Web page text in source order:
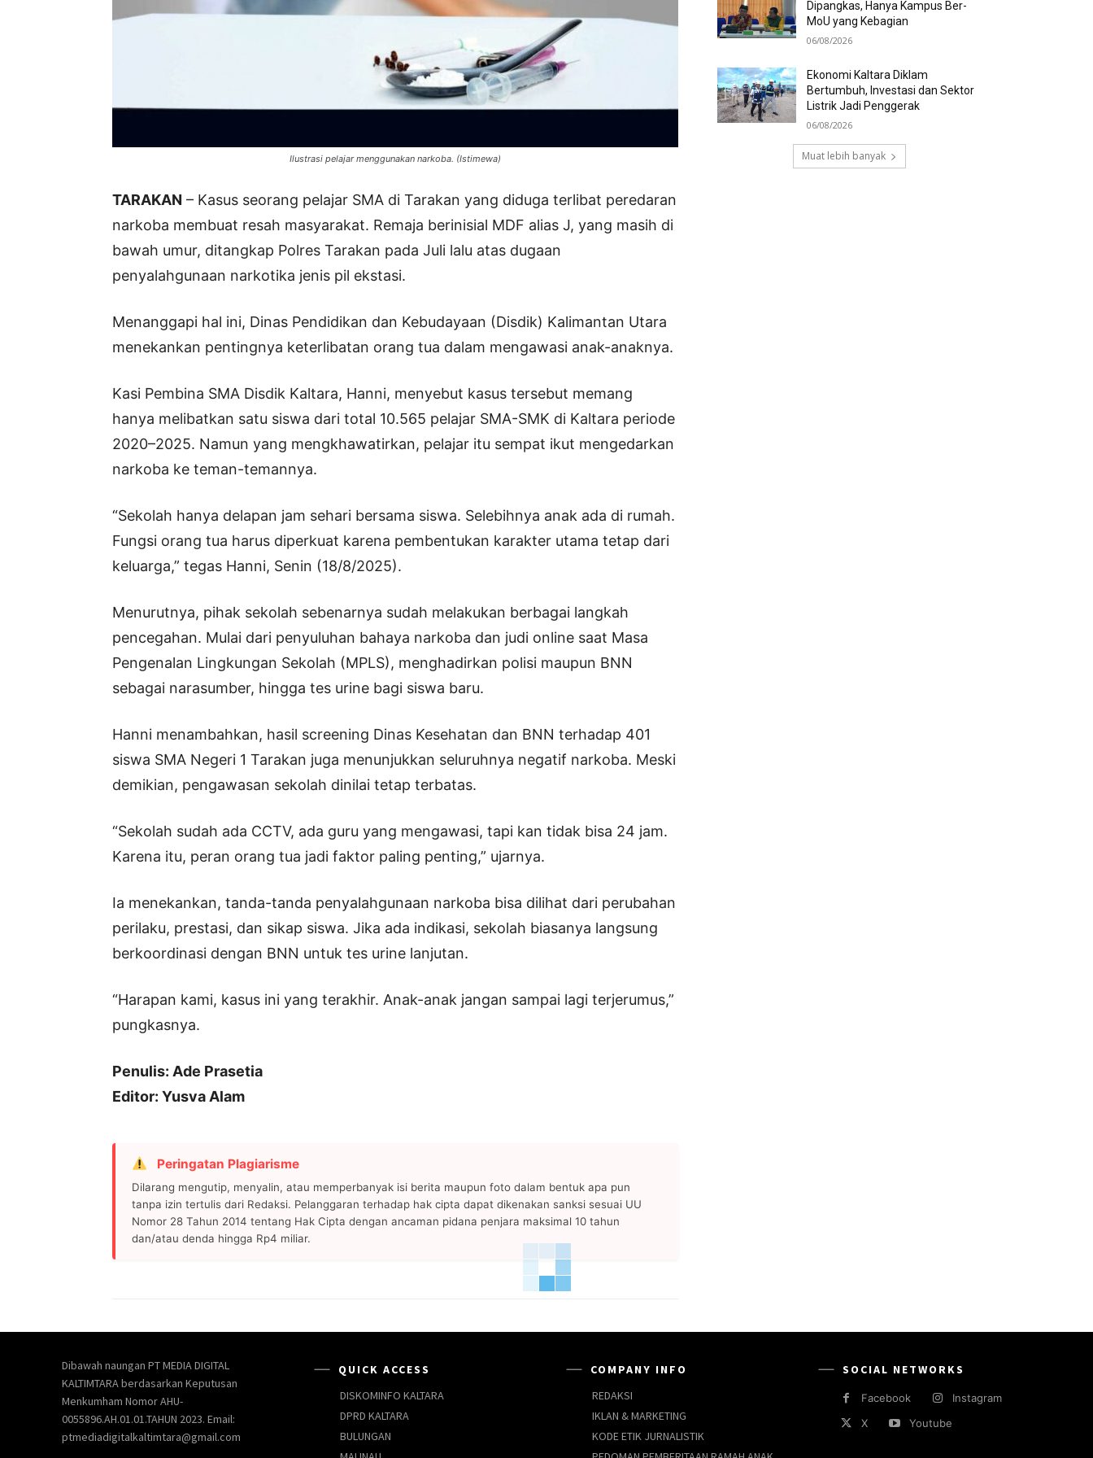
Ilustrasi pelajar menggunakan narkoba. (Istimewa)
TARAKAN – Kasus seorang pelajar SMA di Tarakan yang diduga terlibat peredaran
narkoba membuat resah masyarakat. Remaja berinisial MDF alias J, yang masih di
bawah umur, ditangkap Polres Tarakan pada Juli lalu atas dugaan
penyalahgunaan narkotika jenis pil ekstasi.
Menanggapi hal ini, Dinas Pendidikan dan Kebudayaan (Disdik) Kalimantan Utara
menekankan pentingnya keterlibatan orang tua dalam mengawasi anak-anaknya.
Kasi Pembina SMA Disdik Kaltara, Hanni, menyebut kasus tersebut memang
hanya melibatkan satu siswa dari total 10.565 pelajar SMA-SMK di Kaltara periode
2020–2025. Namun yang mengkhawatirkan, pelajar itu sempat ikut mengedarkan
narkoba ke teman-temannya.
“Sekolah hanya delapan jam sehari bersama siswa. Selebihnya anak ada di rumah.
Fungsi orang tua harus diperkuat karena pembentukan karakter utama tetap dari
keluarga,” tegas Hanni, Senin (18/8/2025).
Menurutnya, pihak sekolah sebenarnya sudah melakukan berbagai langkah
pencegahan. Mulai dari penyuluhan bahaya narkoba dan judi online saat Masa
Pengenalan Lingkungan Sekolah (MPLS), menghadirkan polisi maupun BNN
sebagai narasumber, hingga tes urine bagi siswa baru.
Hanni menambahkan, hasil screening Dinas Kesehatan dan BNN terhadap 401
siswa SMA Negeri 1 Tarakan juga menunjukkan seluruhnya negatif narkoba. Meski
demikian, pengawasan sekolah dinilai tetap terbatas.
“Sekolah sudah ada CCTV, ada guru yang mengawasi, tapi kan tidak bisa 24 jam.
Karena itu, peran orang tua jadi faktor paling penting,” ujarnya.
Ia menekankan, tanda-tanda penyalahgunaan narkoba bisa dilihat dari perubahan
perilaku, prestasi, dan sikap siswa. Jika ada indikasi, sekolah biasanya langsung
berkoordinasi dengan BNN untuk tes urine lanjutan.
“Harapan kami, kasus ini yang terakhir. Anak-anak jangan sampai lagi terjerumus,”
pungkasnya.
Penulis: Ade Prasetia
Editor: Yusva Alam
Peringatan Plagiarisme
Dilarang mengutip, menyalin, atau memperbanyak isi berita maupun foto dalam bentuk apa pun
tanpa izin tertulis dari Redaksi. Pelanggaran terhadap hak cipta dapat dikenakan sanksi sesuai UU
Nomor 28 Tahun 2014 tentang Hak Cipta dengan ancaman pidana penjara maksimal 10 tahun
dan/atau denda hingga Rp4 miliar.
Dipangkas, Hanya Kampus Ber-
MoU yang Kebagian
06/08/2026
Ekonomi Kaltara Diklam
Bertumbuh, Investasi dan Sektor
Listrik Jadi Penggerak
06/08/2026
Muat lebih banyak
Dibawah naungan PT MEDIA DIGITAL
KALTIMTARA berdasarkan Keputusan
Menkumham Nomor AHU-
0055896.AH.01.01.TAHUN 2023. Email:
ptmediadigitalkaltimtara@gmail.com
QUICK ACCESS
DISKOMINFO KALTARA
DPRD KALTARA
BULUNGAN
COMPANY INFO
REDAKSI
IKLAN & MARKETING
KODE ETIK JURNALISTIK
SOCIAL NETWORKS
Facebook
Instagram
X
Youtube